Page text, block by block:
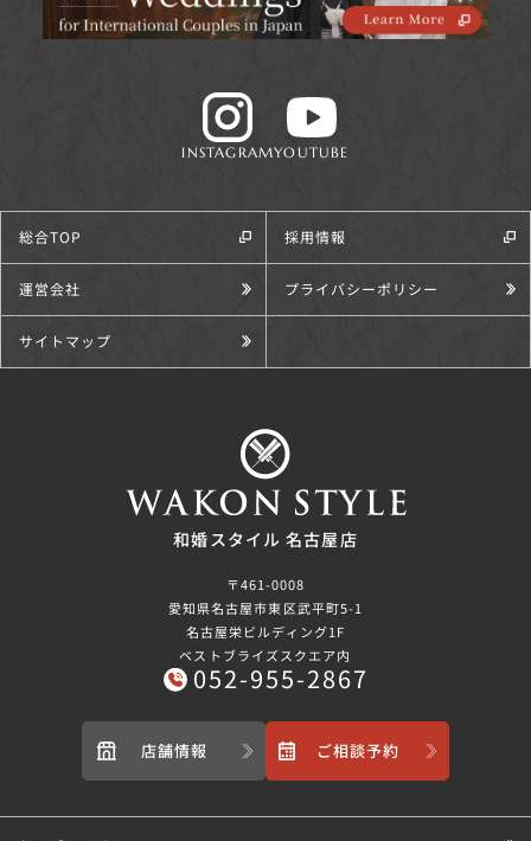
INSTAGRAMYOUTUBE
総合TOP 採用情報
運営会社 プライバシーポリシー
サイトマップ
和婚スタイル 名古屋店
〒461-0008
愛知県名古屋市東区武平町5-1
名古屋栄ビルディング1F
ベストブライズスクエア内
052-955-2867
店舗情報 ご相談予約